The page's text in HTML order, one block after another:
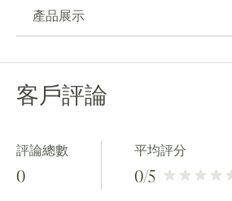
產品展示
客戶評論
評論總數
0
平均評分
0/5